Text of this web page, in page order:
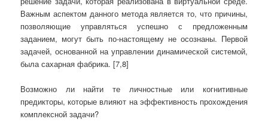
Важным аспектом данного метода является то, что причины,
позволяющие управляться успешно с предложенным
заданием, могут быть по-настоящему не осознаны. Первой
задачей, основанной на управлении динамической системой,
была сахарная фабрика. [7,8]
Возможно ли найти те личностные или когнитивные
предикторы, которые влияют на эффективность прохождения
комплексной задачи?